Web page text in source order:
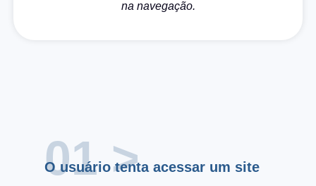
na navegação.
01 >
O usuário tenta acessar um site